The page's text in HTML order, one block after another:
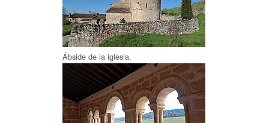
Ábside de la iglesia.